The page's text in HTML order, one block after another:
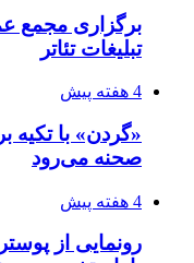
برگزاری مجمع
تبلیغات تئاتر
4 هفته پیش
«گردن» با تکیه
صحنه می‌رود
4 هفته پیش
رونمایی از